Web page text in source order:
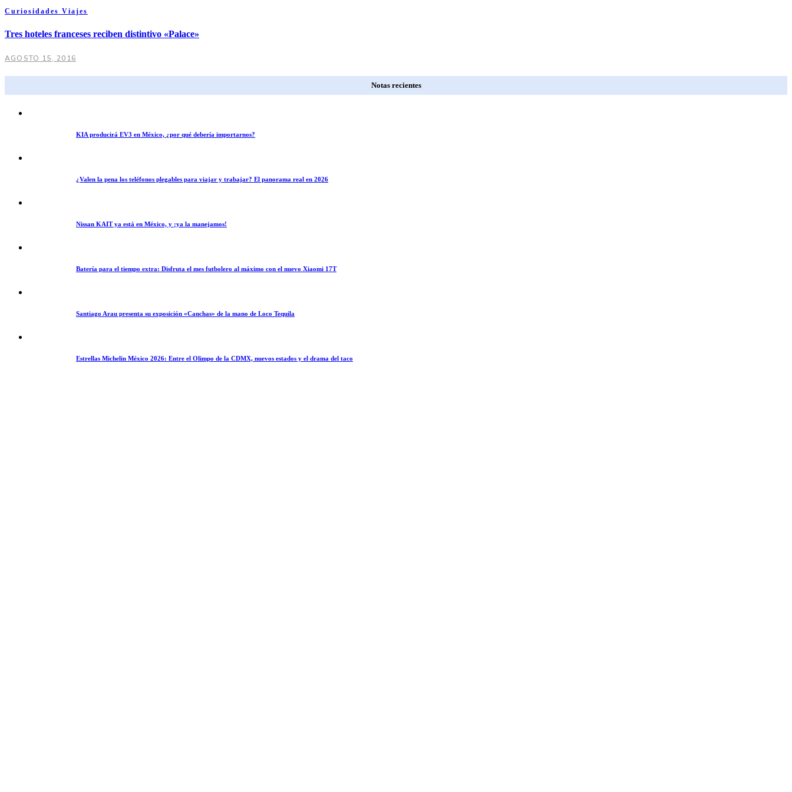
Curiosidades Viajes
Tres hoteles franceses reciben distintivo «Palace»
AGOSTO 15, 2016
Notas recientes
KIA producirá EV3 en México, ¿por qué debería importarnos?
¿Valen la pena los teléfonos plegables para viajar y trabajar? El panorama real en 2026
Nissan KAIT ya está en México, y ¡ya la manejamos!
Batería para el tiempo extra: Disfruta el mes futbolero al máximo con el nuevo Xiaomi 17T
Santiago Arau presenta su exposición «Canchas» de la mano de Loco Tequila
Estrellas Michelin México 2026: Entre el Olimpo de la CDMX, nuevos estados y el drama del taco